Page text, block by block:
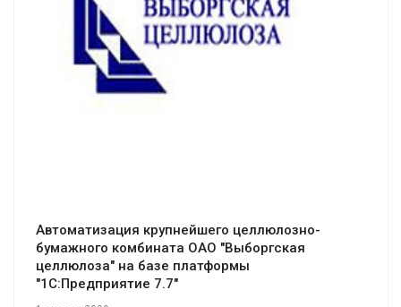
Смотреть проект
Автоматизация крупнейшего целлюлозно-
бумажного комбината ОАО "Выборгская
целлюлоза" на базе платформы
"1С:Предприятие 7.7"